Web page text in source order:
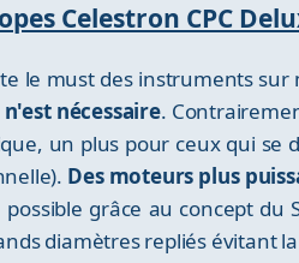
Celestron CPC
le must des instruments
nécessaire.
un plus pour ceux qui
Des moteurs plus
grâce au concept
diamètres repliés évitant